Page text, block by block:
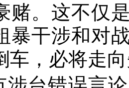
赌。这不仅
暴干涉和对
车，必将走